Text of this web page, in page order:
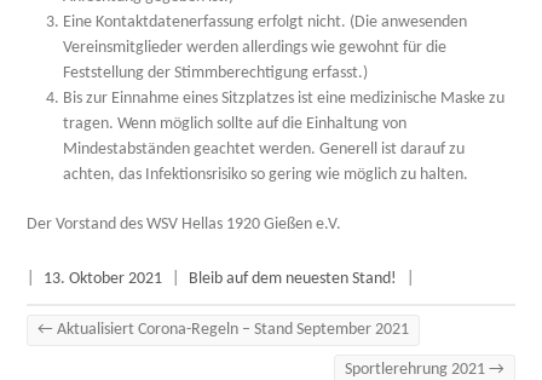
Eine Kontaktdatenerfassung erfolgt nicht. (Die anwesenden
Vereinsmitglieder werden allerdings wie gewohnt für die
Feststellung der Stimmberechtigung erfasst.)
Bis zur Einnahme eines Sitzplatzes ist eine medizinische Maske zu
tragen. Wenn möglich sollte auf die Einhaltung von
Mindestabständen geachtet werden. Generell ist darauf zu
achten, das Infektionsrisiko so gering wie möglich zu halten.
Der Vorstand des WSV Hellas 1920 Gießen e.V.
13. Oktober 2021 Bleib auf dem neuesten Stand!
← Aktualisiert Corona-Regeln – Stand September 2021
Sportlerehrung 2021 →